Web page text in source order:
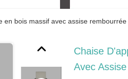
en bois massif avec assise
Chaise
Avec